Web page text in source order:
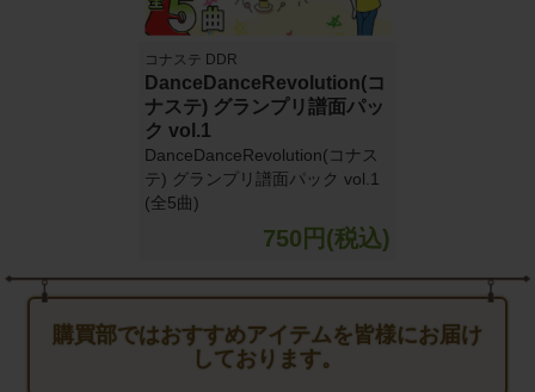
コナステ DDR
DanceDanceRevolution(コ
ナステ) グランプリ譜面パッ
ク vol.1
DanceDanceRevolution(コナス
テ) グランプリ譜面パック vol.1
(全5曲)
750円(税込)
購買部ではおすすめアイテムを皆様にお届け
しております。